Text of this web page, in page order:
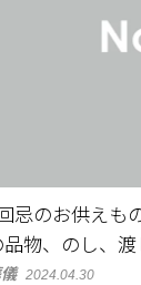
忌のお供えも
品物、のし、渡
2024.04.30